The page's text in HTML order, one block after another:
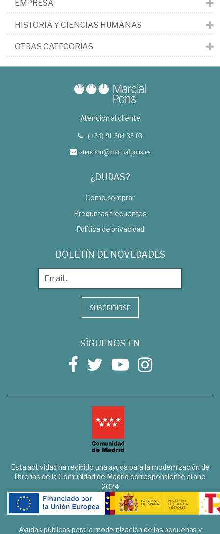
EMPRESA
HISTORIA Y CIENCIAS HUMANAS
OTRAS CATEGORÍAS
Atención al cliente
(+34) 91 304 33 03
atencion@marcialpons.es
¿DUDAS?
Como comprar
Preguntas frecuentes
Política de privacidad
BOLETÍN DE NOVEDADES
SUSCRIBIRSE
SÍGUENOS EN
Esta actividad ha recibido una ayuda para la modernización de
librerías de la Comunidad de Madrid correspondiente al año
2024
Ayudas públicas para la modernización de las pequeñas y